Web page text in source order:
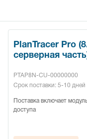
PlanTracer Pro
серверная
PTAP8N-CU-00000000
Срок поставки: 5-10 дней
Поставка включает
доступа